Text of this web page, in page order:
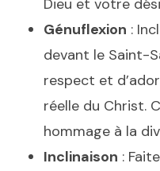
Génuflexion :
devant le Saint-
respect et
réelle du Christ.
hommage à la
Inclinaison :